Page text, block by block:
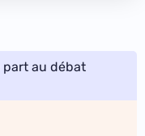
au débat